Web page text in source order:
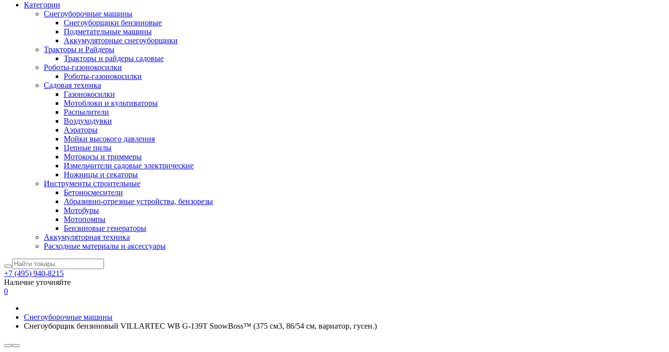
Категории
Снегоуборочные машины
Снегоуборщики бензиновые
Подметательные машины
Аккумуляторные снегоуборщики
Тракторы и Райдеры
Тракторы и райдеры садовые
Роботы-газонокосилки
Роботы-газонокосилки
Садовая техника
Газонокосилки
Мотоблоки и культиваторы
Распылители
Воздуходувки
Аэраторы
Мойки высокого давления
Цепные пилы
Мотокосы и триммеры
Измельчители садовые электрические
Ножницы и секаторы
Инструменты строительные
Бетоносмесители
Абразивно-отрезные устройства, бензорезы
Мотобуры
Мотопомпы
Бензиновые генераторы
Аккумуляторная техника
Расходные материалы и аксессуары
+7 (495) 940-8215
Наличие уточняйте
0
Снегоуборочные машины
Снегоуборщик бензиновый VILLARTEC WB G-139T SnowBoss™ (375 см3, 86/54 см, вариатор, гусен.)